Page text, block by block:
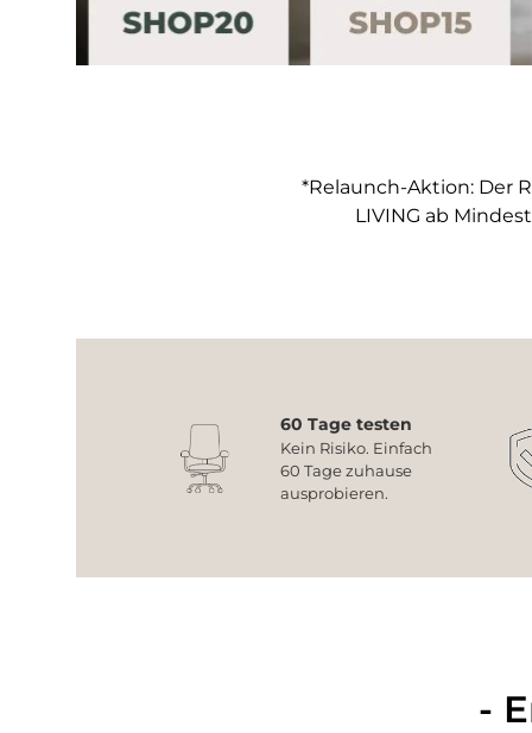
*Relaunch-Aktion: Der
LIVING ab
60 Tage testen
Kein Risiko. Einfach
60 Tage zuhause
ausprobieren.
-